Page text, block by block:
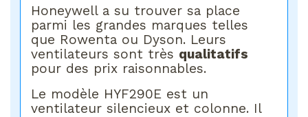
Honeywell a su trouver sa place
parmi les grandes marques telles
que Rowenta ou Dyson. Leurs
ventilateurs sont très qualitatifs
pour des prix raisonnables.
Le modèle HYF290E est un
ventilateur silencieux et colonne. Il